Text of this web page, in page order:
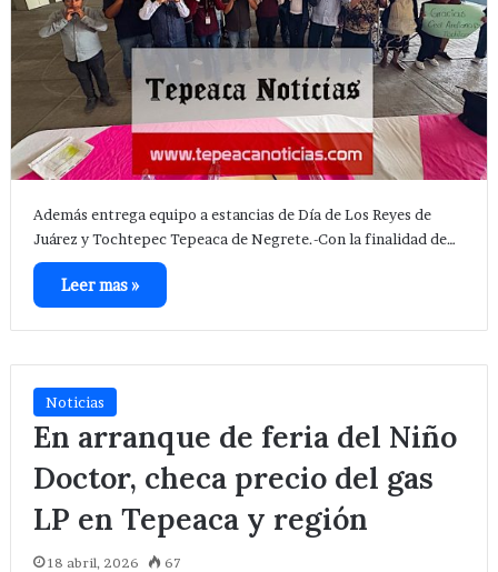
Además entrega equipo a estancias de Día de Los Reyes de
Juárez y Tochtepec Tepeaca de Negrete.-Con la finalidad de…
Leer mas »
Noticias
En arranque de feria del Niño
Doctor, checa precio del gas
LP en Tepeaca y región
18 abril, 2026 67